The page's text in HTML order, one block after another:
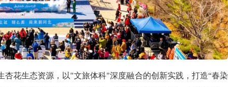
花生态资源，以"文旅体科"深度融合的创新实践，打造“春染